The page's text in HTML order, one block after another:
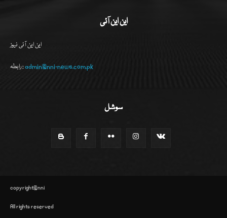
این این آئی
این این آئی نیوز
رابطہ :admin@nni-news.com.pk
سوشل
copyright@nni
All rights reserved